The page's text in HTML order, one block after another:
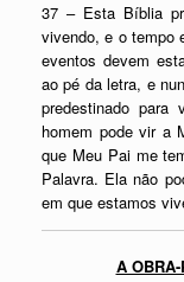
37 – Esta Bíblia
vivendo, e o tempo
eventos devem
ao pé da letra, e
predestinado
homem pode vir a
que Meu Pai me
Palavra. Ela não
em que estamos
A